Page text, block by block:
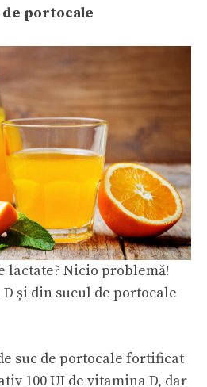
portocale
lactate? Nicio problemă!
și din sucul de portocale
suc de portocale fortificat
100 UI de vitamina D, dar